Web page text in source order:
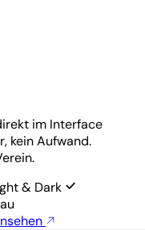
im Interface
kein Aufwand.
& Dark